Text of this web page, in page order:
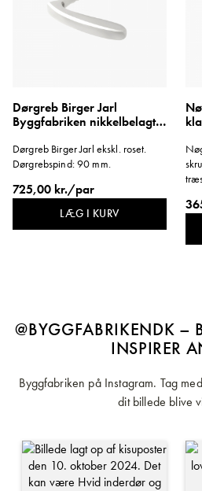
Dørgreb Birger Jarl
Byggfabriken nikkelbelagt
Dørgreb Birger Jarl ekskl. roset.
Dørgrebspind: 90 mm.
725,00 kr./par
LÆG I KURV
@BYGGFABRIKENDK –
INSPIRER
Byggfabriken på Instagram. Tag
dit billede blive